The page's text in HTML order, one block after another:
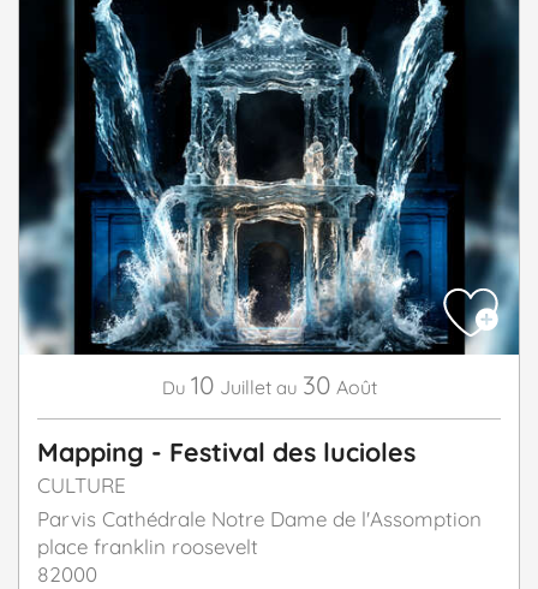
Du 10 Juillet au 30 Août
Mapping - Festival des lucioles
CULTURE
Parvis Cathédrale Notre Dame de l'Assomption
place franklin roosevelt
82000